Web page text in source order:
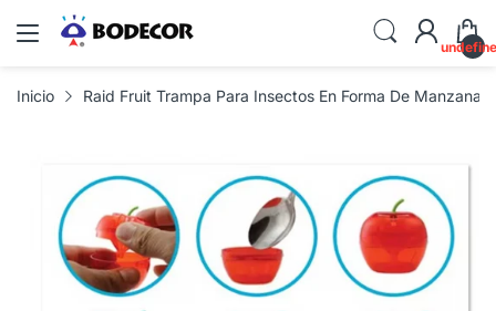
Inicio Raid Fruit Trampa Para Insectos En Forma De Manzana